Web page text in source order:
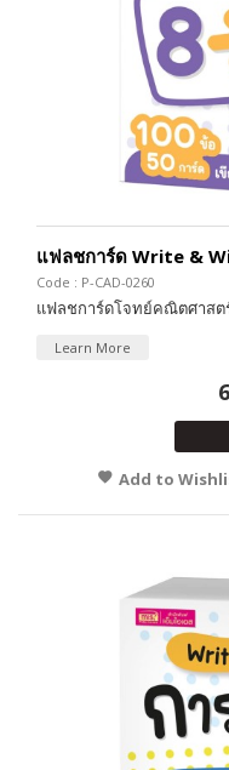
แฟลชการ์ด Write &
Code : P-CAD-0260
แฟลชการ์ดโจทย์คณิตศาสต
Learn More
Add to